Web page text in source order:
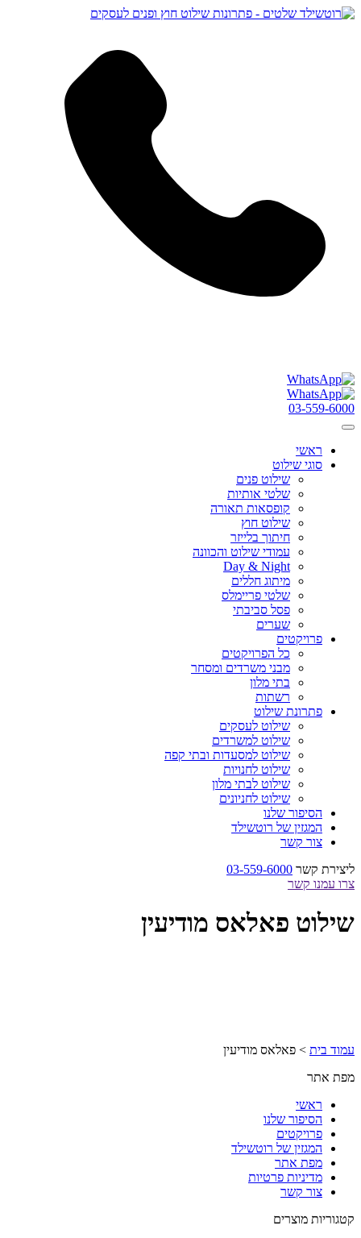
03-559-6000
ראשי
סוגי שילוט
שילוט פנים
שלטי אותיות
קופסאות תאורה
שילוט חוץ
חיתוך בלייזר
עמודי שילוט והכוונה
Day & Night
מיתוג חללים
שלטי פריימלס
פסל סביבתי
שערים
פרויקטים
כל הפרויקטים
מבני משרדים ומסחר
בתי מלון
רשתות
פתרונת שילוט
שילוט לעסקים
שילוט למשרדים
שילוט למסעדות ובתי קפה
שילוט לחנויות
שילוט לבתי מלון
שילוט לחניונים
הסיפור שלנו
המגזין של רוטשילד
צור קשר
ליצירת קשר 03-559-6000
צרו עמנו קשר
שילוט פאלאס מודיעין
עמוד בית > פאלאס מודיעין
מפת אתר
ראשי
הסיפור שלנו
פרויקטים
המגזין של רוטשילד
מפת אתר
מדיניות פרטיות
צור קשר
קטגוריות מוצרים